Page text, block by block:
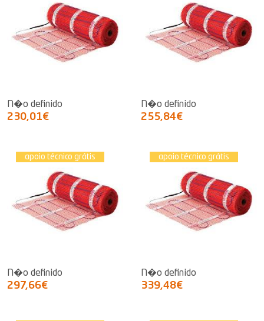
N�o definido
230,01€
N�o definido
255,84€
apoio técnico grátis
N�o definido
297,66€
apoio técnico grátis
N�o definido
339,48€